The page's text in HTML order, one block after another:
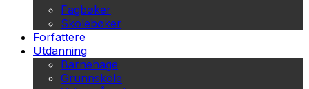
Fagbøker
Skolebøker
Forfattere
Utdanning
Barnehage
Grunnskole